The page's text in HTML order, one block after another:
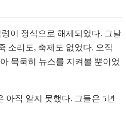
이 정식으로 해제되었다. 그날
소리도, 축제도 없었다. 오직
묵묵히 뉴스를 지켜볼 뿐이었
아직 알지 못했다. 그들은 5년